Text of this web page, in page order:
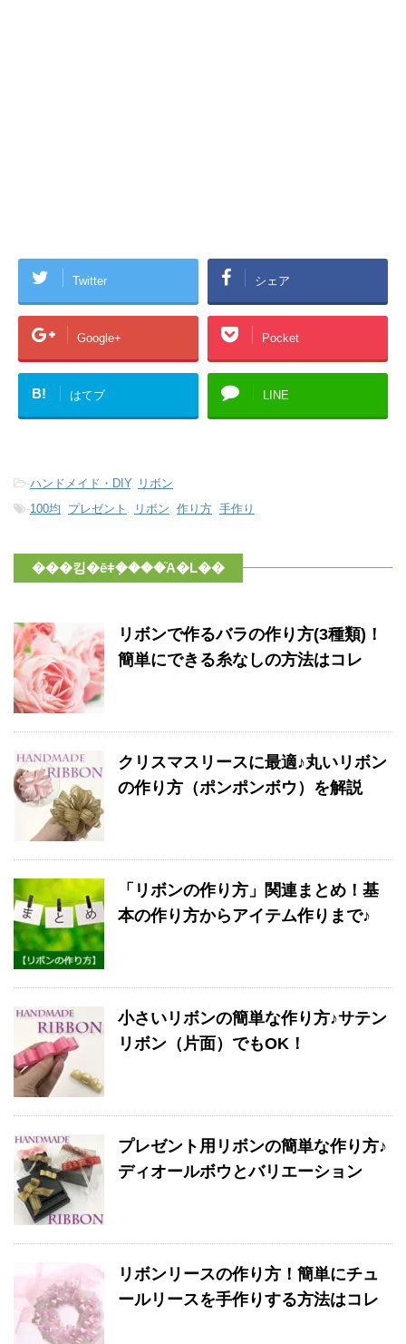
Twitter シェア
Google+ Pocket
B! はてブ LINE
-ハンドメイド・DIY, リボン
-100均, プレゼント , リボン, 作り方, 手作り
���킹�ēǂ݂����֘A�L��
リボンで作るバラの作り方(3種類)！
簡単にできる糸なしの方法はコレ
クリスマスリースに最適♪丸いリボン
の作り方（ポンポンボウ）を解説
「リボンの作り方」関連まとめ！基
本の作り方からアイテム作りまで♪
小さいリボンの簡単な作り方♪サテン
リボン（片面）でもOK！
プレゼント用リボンの簡単な作り方♪
ディオールボウとバリエーション
リボンリースの作り方！簡単にチュ
ールリースを手作りする方法はコレ